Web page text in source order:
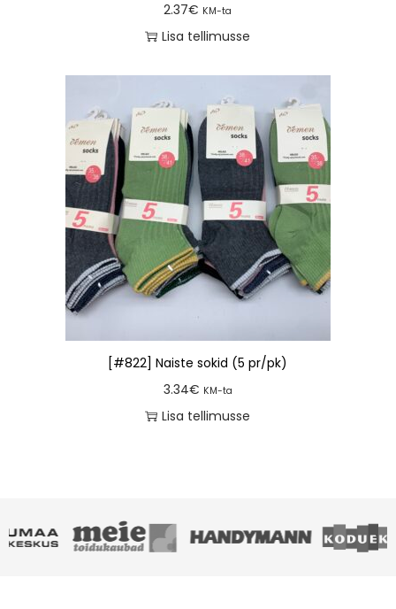
2.37€ KM-ta
Lisa tellimusse
[#822] Naiste sokid (5 pr/pk)
3.34€ KM-ta
Lisa tellimusse